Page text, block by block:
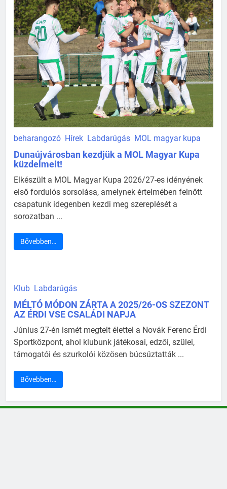
beharangozó Hírek Labdarúgás MOL magyar kupa
Dunaújvárosban kezdjük a MOL Magyar Kupa
küzdelmeit!
Elkészült a MOL Magyar Kupa 2026/27-es idényének
első fordulós sorsolása, amelynek értelmében felnőtt
csapatunk idegenben kezdi meg szereplését a
sorozatban ...
Bővebben…
Klub Labdarúgás
MÉLTÓ MÓDON ZÁRTA A 2025/26-OS SZEZONT
AZ ÉRDI VSE CSALÁDI NAPJA
Június 27-én ismét megtelt élettel a Novák Ferenc Érdi
Sportközpont, ahol klubunk játékosai, edzői, szülei,
támogatói és szurkolói közösen búcsúztatták ...
Bővebben…